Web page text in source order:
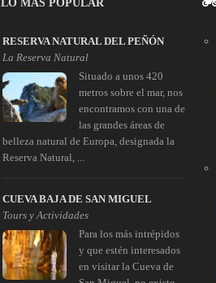
LO MÁS POPULAR
RESERVA NATURAL DEL PEÑÓN
La Reserva Natural
Situado a unos 420
metros sobre el mar, nos
encontramos con una de
las grandes áreas de
belleza natural de Europa, designada la
Reserva Natural, ...
CUEVA BAJA DE SAN MIGUEL
Tours y Actividades
Para los más intrépidos
y que estén interesados
en visitar la Cueva de